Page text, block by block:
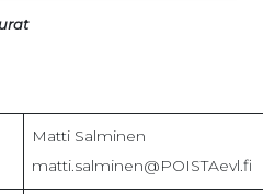
Matti Salminen
matti.salminen@POISTAevl.fi